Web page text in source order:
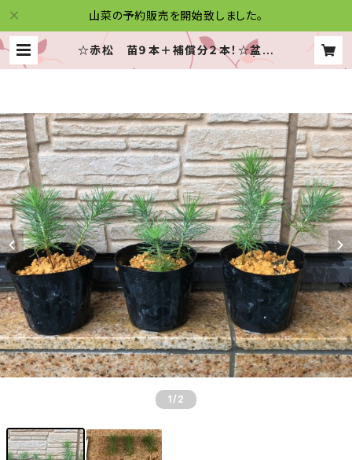
山菜の予約販売を開始致しました。
☆赤松 苗９本＋補償分２本！☆盆栽
用等に♪☆信州産☆中サイズ☆ | 信
1 /2